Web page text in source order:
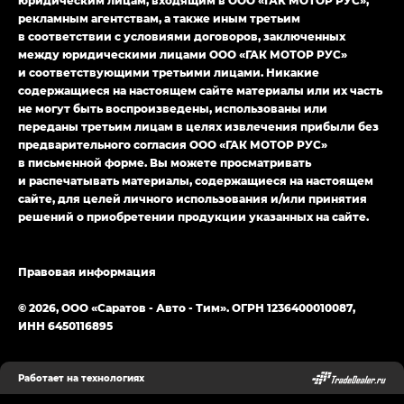
Джи Эс — GS, Джи Эль с элементы экстерьера
в спортивном стиле — GL(S-Style)
рекламным агентствам, а также иным третьим
в соответствии с условиями договоров, заключенных
между юридическими лицами ООО «ГАК МОТОР РУС»
и соответствующими третьими лицами. Никакие
содержащиеся на настоящем сайте материалы или их часть
не могут быть воспроизведены, использованы или
переданы третьим лицам в целях извлечения прибыли без
предварительного согласия ООО «ГАК МОТОР РУС»
в письменной форме. Вы можете просматривать
и распечатывать материалы, содержащиеся на настоящем
сайте, для целей личного использования и/или принятия
решений о приобретении продукции указанных на сайте.
© 2026, ООО «Саратов - Авто - Тим». ОГРН 1236400010087,
ИНН 6450116895
Правовая информация
Работает на технологиях